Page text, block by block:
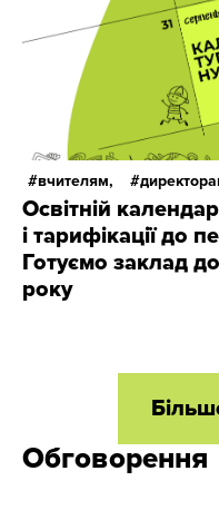
вчителям,
Освітній
і тарифікації до
Готуємо заклад
року
Обговорення